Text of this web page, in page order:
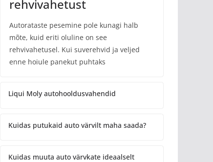
rehvivahetust
Autorataste pesemine pole kunagi halb
mõte, kuid eriti oluline on see
rehvivahetusel. Kui suverehvid ja veljed
enne hoiule panekut puhtaks
Liqui Moly autohooldusvahendid
Kuidas putukaid auto värvilt maha saada?
Kuidas muuta auto värvkate ideaalselt